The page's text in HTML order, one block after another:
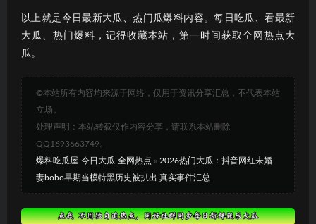
以上就是今日最新大瓜、热门瓜爆料内容。每日吃瓜、看最新
大瓜、热门爆料，记得收藏本站，第一时间获取全网热点大
瓜。
©本站所有内容均来源于网络，仅用于资讯分享汇总，不代表本站
立场。
处理声明：本站转载仅作内容分享，请联系本站删除
QQ1693663749。
爆料吃瓜屋-今日大瓜-全网热点 » 2026热门大瓜：抖音网红未婚
妻bobo早期当模特黑历史被扒出 真实事件汇总